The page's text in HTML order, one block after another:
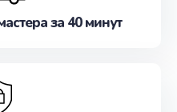
за 40 минут